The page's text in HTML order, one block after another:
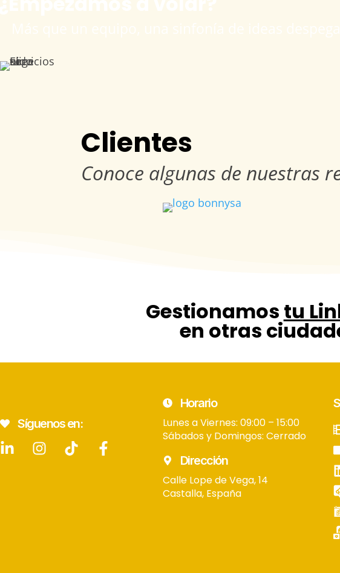
Clientes
Conoce algunas de nuestras
Gestionamos tu
en otras
Síguenos en:
Horario
Lunes a Viernes: 09:00 – 15:00
Sábados y Domingos: Cerrado
Dirección
Calle Lope de Vega, 14
Castalla, España